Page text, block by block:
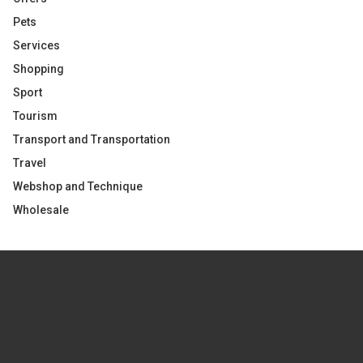
Pets
Services
Shopping
Sport
Tourism
Transport and Transportation
Travel
Webshop and Technique
Wholesale